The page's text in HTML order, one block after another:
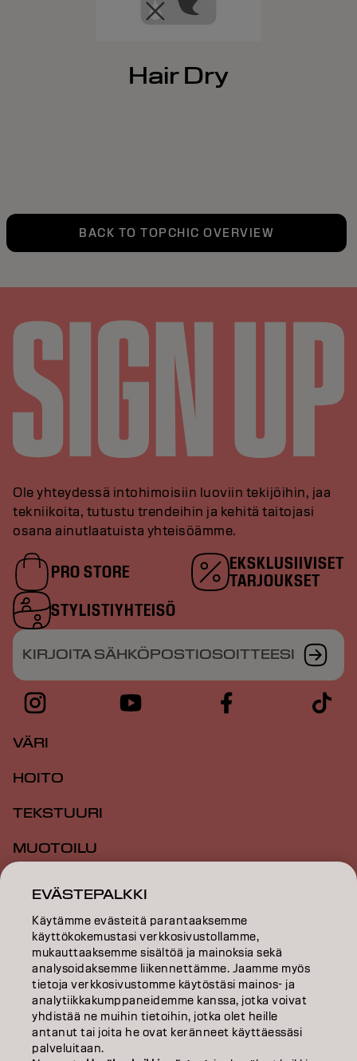
Hair Dry
BACK TO TOPCHIC OVERVIEW
Ole yhteydessä intohimoisiin luoviin tekijöihin, jaa
tekniikoita, tutustu trendeihin ja kehitä taitojasi
osana ainutlaatuista yhteisöämme.
PRO STORE
EKSKLUSIIVISET
TARJOUKSET
STYLISTIYHTEISÖ
KIRJOITA SÄHKÖPOSTIOSOITTEESI
VÄRI
HOITO
TEKSTUURI
MUOTOILU
INSPIRAATIO
KOULUTUS
TIETOA MEISTÄ
SALON FINDER
RYHDY KUMPPANIKSI
EVÄSTEPALKKI
Käytämme evästeitä parantaaksemme
käyttökokemustasi verkkosivustollamme,
mukauttaaksemme sisältöä ja mainoksia sekä
analysoidaksemme liikennettämme. Jaamme myös
tietoja verkkosivustomme käytöstäsi mainos- ja
analytiikkakumppaneidemme kanssa, jotka voivat
yhdistää ne muihin tietoihin, jotka olet heille
antanut tai joita he ovat keränneet käyttäessäsi
palveluitaan.